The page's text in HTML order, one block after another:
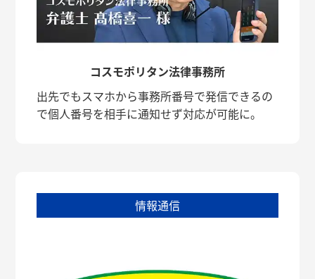
コスモポリタン法律事務所
出先でもスマホから事務所番号で発信できるの
で個人番号を相手に通知せず対応が可能に。
情報通信